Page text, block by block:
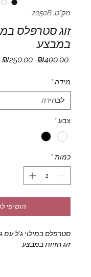
מק"ט: 2050B
זוג סטרפלס
במבצע
₪400.00
מחיר
₪250.00
מידה *
צבע *
כמות *
הוסיפי
סטרפלס במילוי ג'ל עם
זוג חזיות במבצע